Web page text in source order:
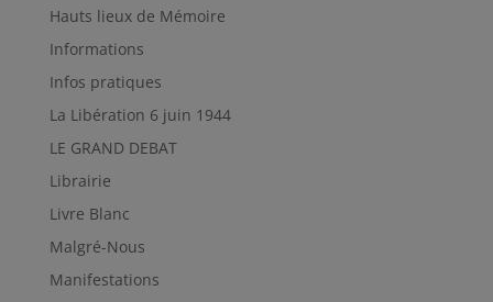
Hauts lieux de Mémoire
Informations
Infos pratiques
La Libération 6 juin 1944
LE GRAND DEBAT
Librairie
Livre Blanc
Malgré-Nous
Manifestations